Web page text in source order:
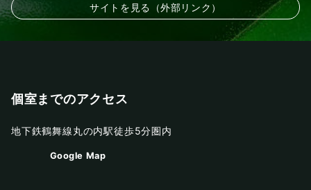
サイトを見る（外部リンク）
個室までのアクセス
地下鉄鶴舞線丸の内駅徒歩5分圏内
Google Map